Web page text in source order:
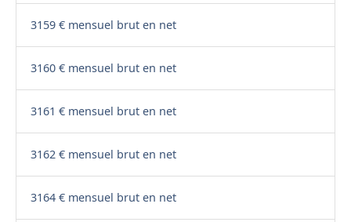
3159 € mensuel brut en net
3160 € mensuel brut en net
3161 € mensuel brut en net
3162 € mensuel brut en net
3164 € mensuel brut en net